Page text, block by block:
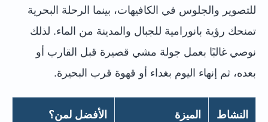
للتصوير والجلوس في الكافيهات، بينما الرحلة البحرية
تمنحك رؤية بانورامية للجبال والمدينة من الماء. لذلك
نوصي غالبًا بعمل جولة مشي قصيرة قبل القارب أو
بعده، ثم إنهاء اليوم بغداء أو قهوة قرب البحيرة.
النشاط الميزة الأفضل لمن؟